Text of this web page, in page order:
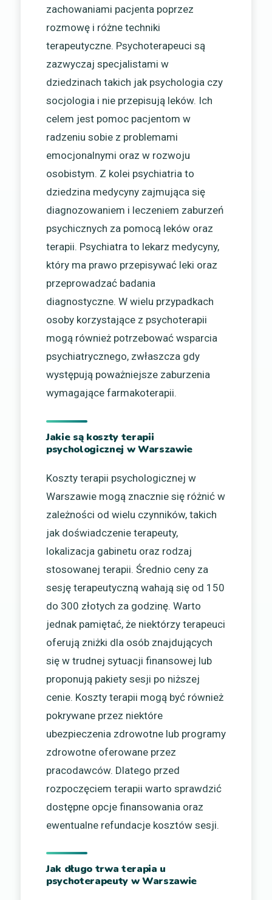
zachowaniami pacjenta poprzez
rozmowę i różne techniki
terapeutyczne. Psychoterapeuci są
zazwyczaj specjalistami w
dziedzinach takich jak psychologia czy
socjologia i nie przepisują leków. Ich
celem jest pomoc pacjentom w
radzeniu sobie z problemami
emocjonalnymi oraz w rozwoju
osobistym. Z kolei psychiatria to
dziedzina medycyny zajmująca się
diagnozowaniem i leczeniem zaburzeń
psychicznych za pomocą leków oraz
terapii. Psychiatra to lekarz medycyny,
który ma prawo przepisywać leki oraz
przeprowadzać badania
diagnostyczne. W wielu przypadkach
osoby korzystające z psychoterapii
mogą również potrzebować wsparcia
psychiatrycznego, zwłaszcza gdy
występują poważniejsze zaburzenia
wymagające farmakoterapii.
Jakie są koszty terapii
psychologicznej w Warszawie
Koszty terapii psychologicznej w
Warszawie mogą znacznie się różnić w
zależności od wielu czynników, takich
jak doświadczenie terapeuty,
lokalizacja gabinetu oraz rodzaj
stosowanej terapii. Średnio ceny za
sesję terapeutyczną wahają się od 150
do 300 złotych za godzinę. Warto
jednak pamiętać, że niektórzy terapeuci
oferują zniżki dla osób znajdujących
się w trudnej sytuacji finansowej lub
proponują pakiety sesji po niższej
cenie. Koszty terapii mogą być również
pokrywane przez niektóre
ubezpieczenia zdrowotne lub programy
zdrowotne oferowane przez
pracodawców. Dlatego przed
rozpoczęciem terapii warto sprawdzić
dostępne opcje finansowania oraz
ewentualne refundacje kosztów sesji.
Jak długo trwa terapia u
psychoterapeuty w Warszawie